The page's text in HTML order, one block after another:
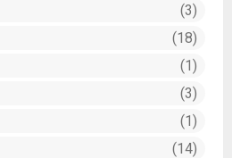
3
18
1
3
1
14